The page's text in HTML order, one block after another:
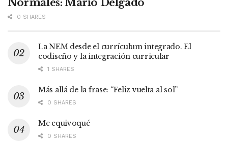
Normales: Mario Delgado
0 SHARES
La NEM desde el currículum integrado. El
codiseño y la integración curricular
1 SHARES
Más allá de la frase: “Feliz vuelta al sol”
0 SHARES
Me equivoqué
0 SHARES